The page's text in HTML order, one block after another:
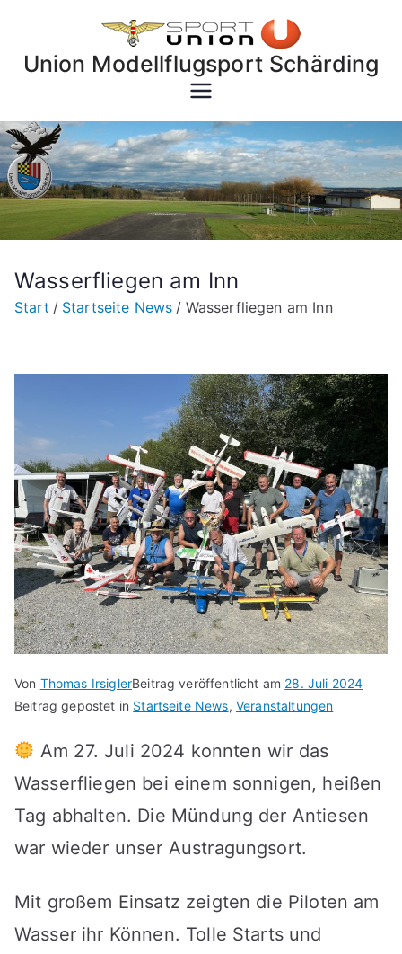
springen
Union Modellflugsport Schärding
Wasserfliegen am Inn
Start Startseite News Wasserfliegen am Inn
Von Thomas IrsiglerBeitrag veröffentlicht am 28. Juli 2024
Beitrag gepostet in Startseite News, Veranstaltungen
Am 27. Juli 2024 konnten wir das
Wasserfliegen bei einem sonnigen, heißen
Tag abhalten. Die Mündung der Antiesen
war wieder unser Austragungsort.
Mit großem Einsatz zeigten die Piloten am
Wasser ihr Können. Tolle Starts und